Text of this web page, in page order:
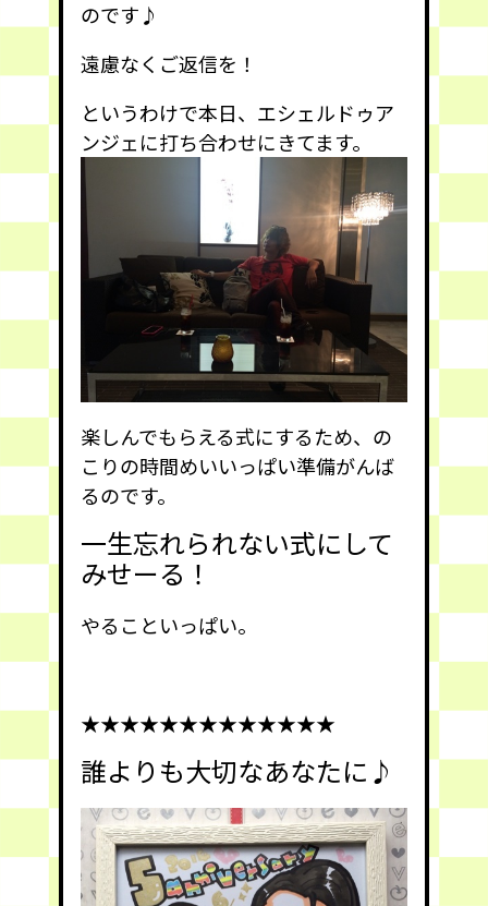
のです♪
遠慮なくご返信を！
というわけで本日、 エシェルドゥア
ンジェに打ち合わせにきてます。
楽しんでもらえる式にするため、の
こりの時間めいいっぱい準備がんば
るのです。
一生忘れられない式にして
みせーる！
やることいっぱい。
★★★★★★★★★★★★★
誰よりも大切なあなたに♪